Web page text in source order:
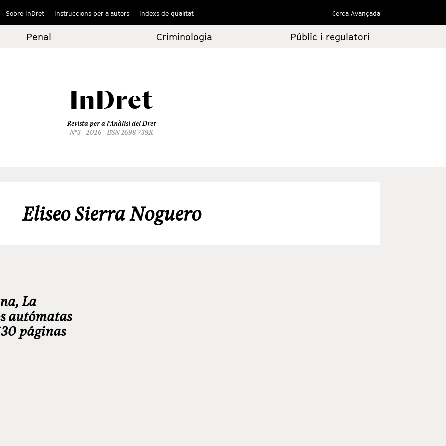
Sobre InDret Instruccions per a autors Indexs de qualitat Cerca Avançada
Penal Criminologia Públic i regulatori
InDret
Revista per a l'Anàlisi del Dret
Nº3 - 2026 - ISSN 1698-739X
Eliseo Sierra Noguero
La
autómatas
páginas